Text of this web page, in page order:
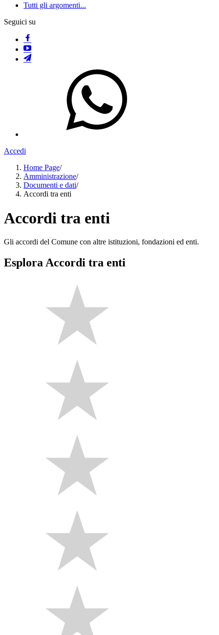
Tutti gli argomenti...
Seguici su
Accedi
Home Page/
Amministrazione/
Documenti e dati/
Accordi tra enti
Accordi tra enti
Gli accordi del Comune con altre istituzioni, fondazioni ed enti.
Esplora Accordi tra enti